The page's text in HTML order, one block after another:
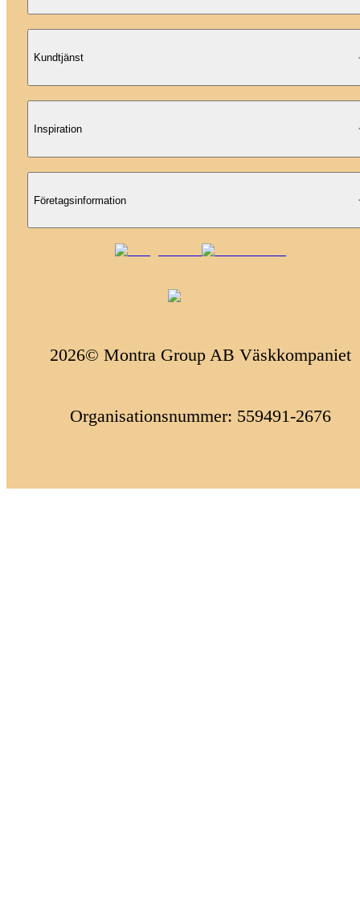
Kundtjänst
Inspiration
Företagsinformation
2026© Montra Group AB Väskkompaniet
Organisationsnummer: 559491-2676